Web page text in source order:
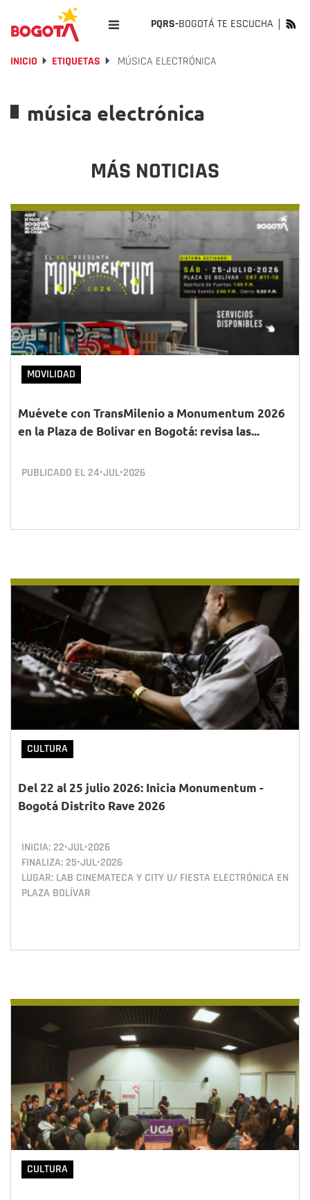
PQRS-BOGOTÁ TE ESCUCHA
INICIO ETIQUETAS MÚSICA ELECTRÓNICA
música electrónica
MÁS NOTICIAS
MOVILIDAD
Muévete con TransMilenio a Monumentum 2026
en la Plaza de Bolívar en Bogotá: revisa las...
PUBLICADO EL 24•JUL•2026
CULTURA
Del 22 al 25 julio 2026: Inicia Monumentum -
Bogotá Distrito Rave 2026
INICIA: 22•JUL•2026
FINALIZA: 25•JUL•2026
LUGAR: LAB CINEMATECA Y CITY U/ FIESTA ELECTRÓNICA EN
PLAZA BOLÍVAR
CULTURA